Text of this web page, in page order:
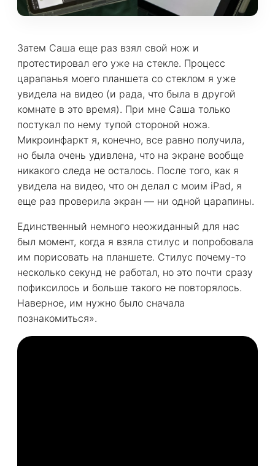
Затем Саша еще раз взял свой нож и
протестировал его уже на стекле. Процесс
царапанья моего планшета со стеклом я уже
увидела на видео (и рада, что была в другой
комнате в это время). При мне Саша только
постукал по нему тупой стороной ножа.
Микроинфаркт я, конечно, все равно получила,
но была очень удивлена, что на экране вообще
никакого следа не осталось. После того, как я
увидела на видео, что он делал с моим iPad, я
еще раз проверила экран — ни одной царапины.
Единственный немного неожиданный для нас
был момент, когда я взяла стилус и попробовала
им порисовать на планшете. Стилус почему-то
несколько секунд не работал, но это почти сразу
пофиксилось и больше такого не повторялось.
Наверное, им нужно было сначала
познакомиться».